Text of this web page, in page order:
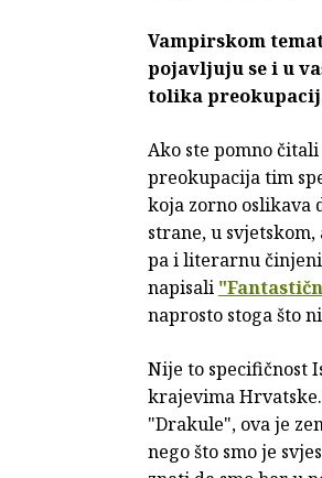
Vampirskom
pojavljuju se i u
tolika
Ako ste pomno čitali
preokupacija tim
koja zorno oslikava
strane, u
pa i literarnu
napisali
naprosto stoga što
Nije to specifičnost
krajevima
"Drakule", ova je
nego što smo je